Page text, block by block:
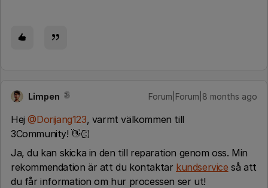
Limpen Forum|Forum|8 months ago
Hej ​@Dorijang123, varmt välkommen till
3Community! 👋🏻
Ja, du kan skicka in den till reparation genom oss. Min
rekommendation är att du kontaktar kundserviceså att
du får information om hur processen ser ut!